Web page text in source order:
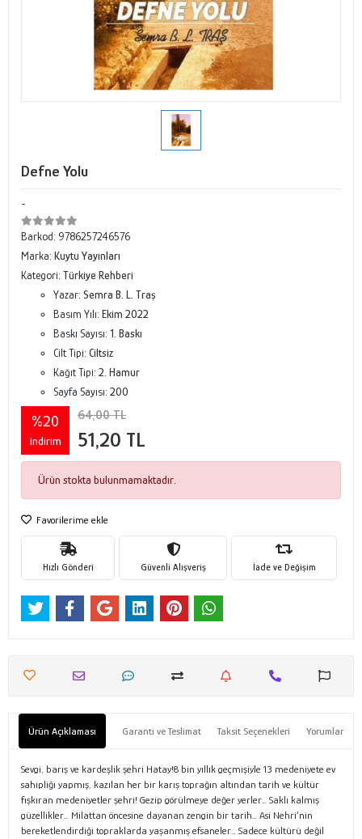
Defne Yolu
-
Barkod: 9786257246576
Marka: Kuytu Yayınları
Kategori: Türkiye Rehberi
Yazar: Semra B. L. Traş
Basım Yılı: Ekim 2022
Baskı Sayısı: 1. Baskı
Cilt Tipi: Ciltsiz
Kağıt Tipi: 2. Hamur
Sayfa Sayısı: 200
%20
indirim
64,00 TL
51,20 TL
Ürün stokta bulunmamaktadır.
Favorilerime ekle
Hızlı Gönderi Güvenli Alışveriş İade ve Değişim
Ürün Açıklaması Garanti ve Teslimat Taksit Seçenekleri Yorumlar
Sevgi, barış ve kardeşlik şehri Hatay!8 bin yıllık geçmişiyle 13 medeniyete ev
sahipliği yapmış, kazılan her bir karış toprağın altından tarih ve kültür
fışkıran medeniyetler şehri! Gezip görülmeye değer yerler… Saklı kalmış
güzellikler… Milattan öncesine dayanan zengin bir tarih… Asi Nehri’nin
bereketlendirdiği topraklarda yaşanmış efsaneler… Sadece kültürü değil